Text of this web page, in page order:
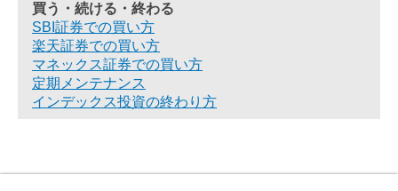
買う・続ける・終わる
SBI証券での買い方
楽天証券での買い方
マネックス証券での買い方
定期メンテナンス
インデックス投資の終わり方